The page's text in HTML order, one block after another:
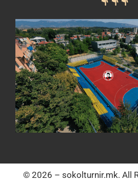
© 2026 – sokolturnir.mk. All